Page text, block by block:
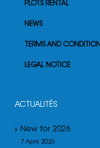
PLOTS RENTAL
NEWS
TERMS AND
LEGAL NOTICE
ACTUALITÉS
New for 2026
7 April 2026